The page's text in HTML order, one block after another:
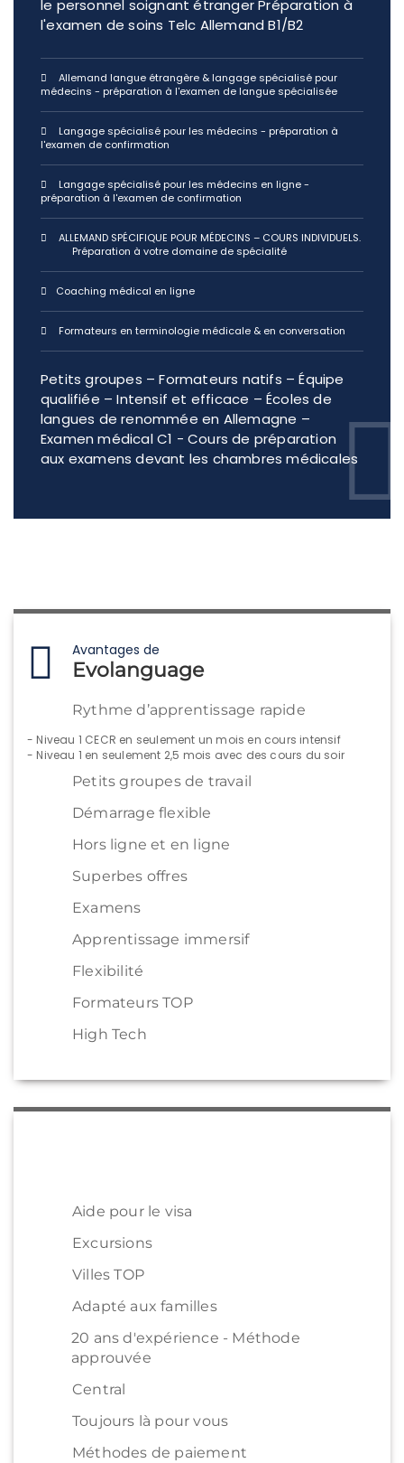
le personnel soignant étranger Préparation à
l'examen de soins Telc Allemand B1/B2
Allemand langue étrangère & langage spécialisé pour
médecins - préparation à l'examen de langue spécialisée
Langage spécialisé pour les médecins - préparation à
l'examen de confirmation
Langage spécialisé pour les médecins en ligne -
préparation à l'examen de confirmation
ALLEMAND SPÉCIFIQUE POUR MÉDECINS – COURS INDIVIDUELS.
Préparation à votre domaine de spécialité
Coaching médical en ligne
Formateurs en terminologie médicale & en conversation
Petits groupes – Formateurs natifs – Équipe
qualifiée – Intensif et efficace – Écoles de
langues de renommée en Allemagne –
Examen médical C1 - Cours de préparation
aux examens devant les chambres médicales
Avantages de
Evolanguage
Rythme d’apprentissage rapide
- Niveau 1 CECR en seulement un mois en cours intensif
- Niveau 1 en seulement 2,5 mois avec des cours du soir
Petits groupes de travail
Démarrage flexible
Hors ligne et en ligne
Superbes offres
Examens
Apprentissage immersif
Flexibilité
Formateurs TOP
High Tech
Aide pour le visa
Excursions
Villes TOP
Adapté aux familles
20 ans d'expérience - Méthode
approuvée
Central
Toujours là pour vous
Méthodes de paiement